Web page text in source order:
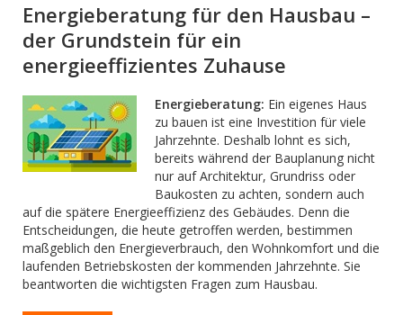
Energieberatung für den Hausbau –
der Grundstein für ein
energieeffizientes Zuhause
Energieberatung: Ein eigenes Haus
zu bauen ist eine Investition für viele
Jahrzehnte. Deshalb lohnt es sich,
bereits während der Bauplanung nicht
nur auf Architektur, Grundriss oder
Baukosten zu achten, sondern auch
auf die spätere Energieeffizienz des Gebäudes. Denn die
Entscheidungen, die heute getroffen werden, bestimmen
maßgeblich den Energieverbrauch, den Wohnkomfort und die
laufenden Betriebskosten der kommenden Jahrzehnte. Sie
beantworten die wichtigsten Fragen zum Hausbau.